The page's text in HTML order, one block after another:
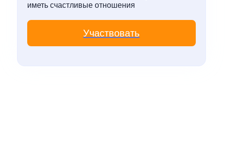
иметь счастливые отношения
Участвовать